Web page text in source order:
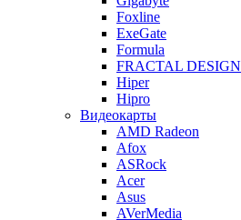
Foxline
ExeGate
Formula
FRACTAL DESIGN
Hiper
Hipro
Видеокарты
AMD Radeon
Afox
ASRock
Acer
Asus
AVerMedia